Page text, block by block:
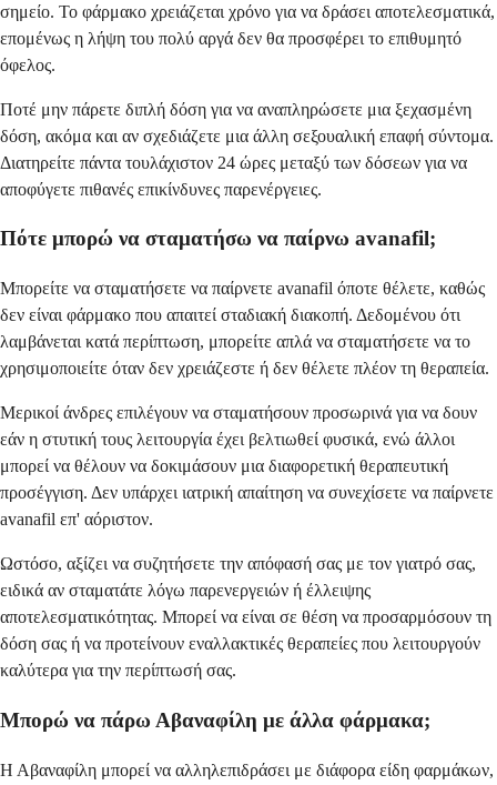
σημείο. Το φάρμακο χρειάζεται χρόνο για να δράσει αποτελεσματικά,
επομένως η λήψη του πολύ αργά δεν θα προσφέρει το επιθυμητό
όφελος.
Ποτέ μην πάρετε διπλή δόση για να αναπληρώσετε μια ξεχασμένη
δόση, ακόμα και αν σχεδιάζετε μια άλλη σεξουαλική επαφή σύντομα.
Διατηρείτε πάντα τουλάχιστον 24 ώρες μεταξύ των δόσεων για να
αποφύγετε πιθανές επικίνδυνες παρενέργειες.
Πότε μπορώ να σταματήσω να παίρνω avanafil;
Μπορείτε να σταματήσετε να παίρνετε avanafil όποτε θέλετε, καθώς
δεν είναι φάρμακο που απαιτεί σταδιακή διακοπή. Δεδομένου ότι
λαμβάνεται κατά περίπτωση, μπορείτε απλά να σταματήσετε να το
χρησιμοποιείτε όταν δεν χρειάζεστε ή δεν θέλετε πλέον τη θεραπεία.
Μερικοί άνδρες επιλέγουν να σταματήσουν προσωρινά για να δουν
εάν η στυτική τους λειτουργία έχει βελτιωθεί φυσικά, ενώ άλλοι
μπορεί να θέλουν να δοκιμάσουν μια διαφορετική θεραπευτική
προσέγγιση. Δεν υπάρχει ιατρική απαίτηση να συνεχίσετε να παίρνετε
avanafil επ' αόριστον.
Ωστόσο, αξίζει να συζητήσετε την απόφασή σας με τον γιατρό σας,
ειδικά αν σταματάτε λόγω παρενεργειών ή έλλειψης
αποτελεσματικότητας. Μπορεί να είναι σε θέση να προσαρμόσουν τη
δόση σας ή να προτείνουν εναλλακτικές θεραπείες που λειτουργούν
καλύτερα για την περίπτωσή σας.
Μπορώ να πάρω Αβαναφίλη με άλλα φάρμακα;
Η Αβαναφίλη μπορεί να αλληλεπιδράσει με διάφορα είδη φαρμάκων,